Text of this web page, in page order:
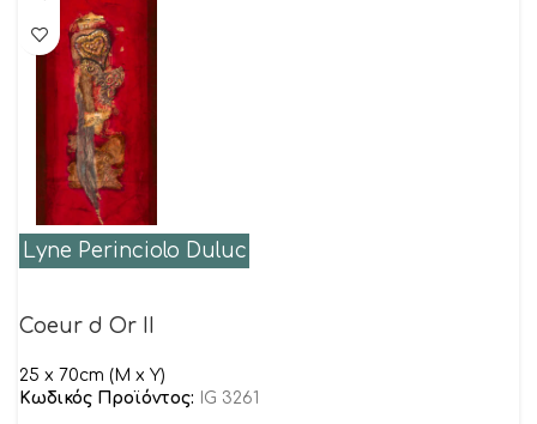
Lyne Perinciolo Duluc
Coeur d Or II
25 x 70cm (M x Y)
Κωδικός Προϊόντος:
IG 3261